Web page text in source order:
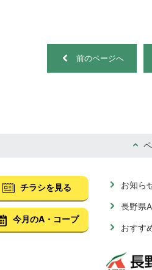
前のページへ
チラシを見る
今月のA・コープ
お知ら
長野県
おすす